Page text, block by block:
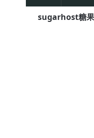
业
sugarhost糖果